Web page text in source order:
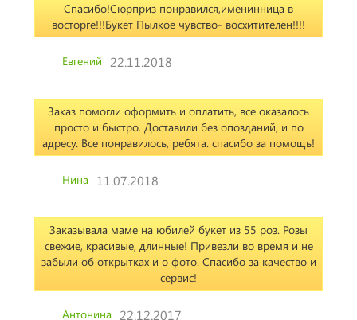
Спасибо!Сюрприз понравился,именинница в
восторге!!!Букет Пылкое чувство- восхитителен!!!!
Евгений 22.11.2018
Заказ помогли оформить и оплатить, все оказалось
просто и быстро. Доставили без опозданий, и по
адресу. Все понравилось, ребята. спасибо за помощь!
Нина 11.07.2018
Заказывала маме на юбилей букет из 55 роз. Розы
свежие, красивые, длинные! Привезли во время и не
забыли об открытках и о фото. Спасибо за качество и
сервис!
Антонина 22.12.2017